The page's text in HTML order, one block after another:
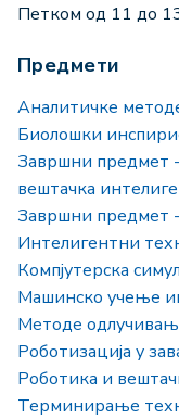
Петком од 11 до
Предмети
Аналитичке
Биолошки
Завршни предмет -
вештачка
Завршни предмет
Интелигентни
Компјутерска
Машинско учење
Методе
Роботизација у
Роботика и
Терминирање